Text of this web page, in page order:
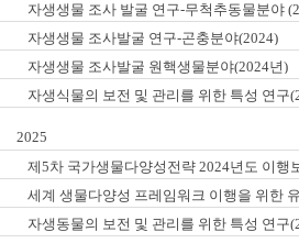
자생생물 조사 발굴 연구-무척추동물분야
자생생물 조사발굴 연구-곤충분야(2024)
자생생물 조사발굴 원핵생물분야(2024년)
자생식물의 보전 및 관리를 위한 특성 연구
2025
제5차 국가생물다양성전략 2024년도 이행
세계 생물다양성 프레임워크 이행을 위한
마련(1차년도)
자생동물의 보전 및 관리를 위한 특성 연구